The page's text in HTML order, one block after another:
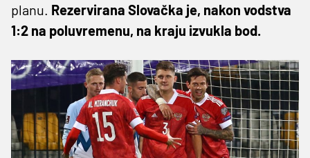
planu. Rezervirana Slovačka je, nakon vodstva
1:2 na poluvremenu, na kraju izvukla bod.